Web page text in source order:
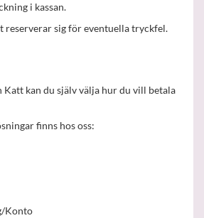
i kassan.
reserverar sig för eventuella tryckfel.
Katt kan du själv välja hur du vill betala
finns hos oss:
Konto